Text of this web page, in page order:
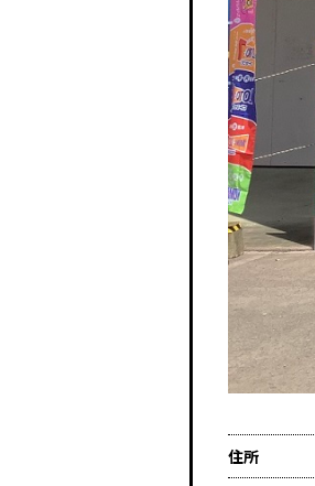
住所